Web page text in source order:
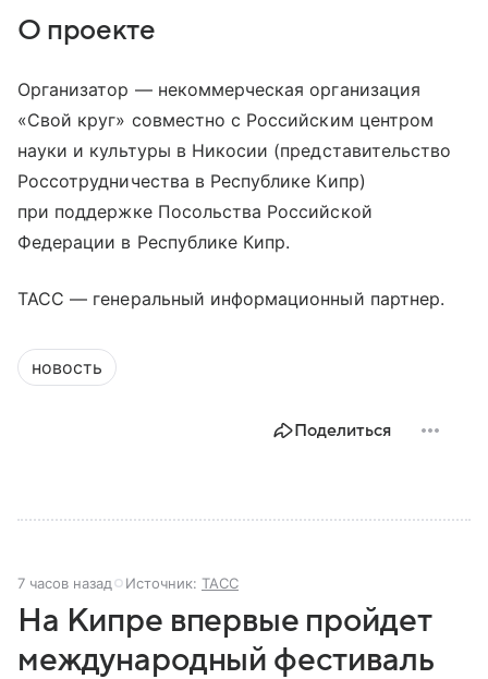
О проекте
Организатор — некоммерческая организация
«Свой круг» совместно с Российским центром
науки и культуры в Никосии (представительство
Россотрудничества в Республике Кипр)
при поддержке Посольства Российской
Федерации в Республике Кипр.
ТАСС — генеральный информационный партнер.
новость
Поделиться
7 часов назад Источник: ТАСС
На Кипре впервые пройдет
международный фестиваль